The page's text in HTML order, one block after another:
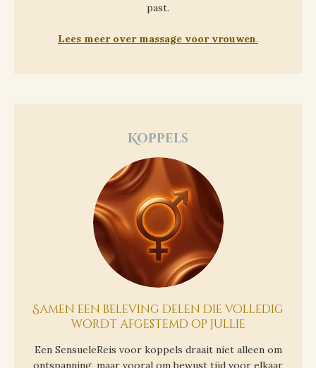
past.
Lees meer over massage voor vrouwen.
Koppels
Samen een beleving delen die volledig
wordt afgestemd op jullie
Een SensueleReis voor koppels draait niet alleen om
ontspanning, maar vooral om bewust tijd voor elkaar